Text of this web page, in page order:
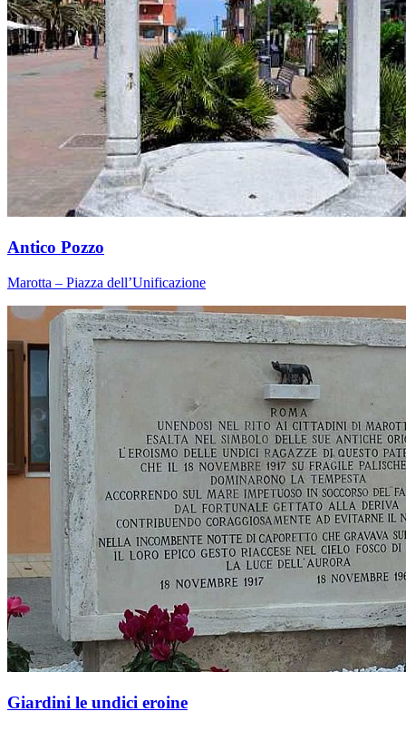
Antico Pozzo
Marotta – Piazza dell’Unificazione
Giardini le undici eroine